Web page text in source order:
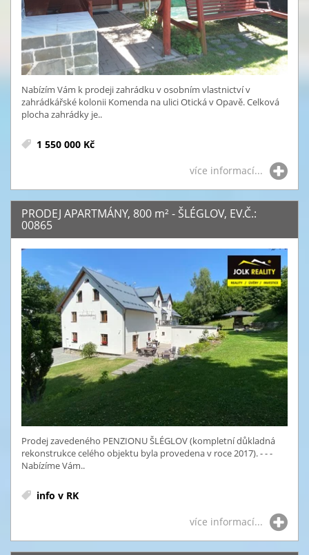
Nabízím Vám k prodeji zahrádku v osobním vlastnictví v
zahrádkářské kolonii Komenda na ulici Otická v Opavě. Celková
plocha zahrádky je..
1 550 000 Kč
více informací...
PRODEJ APARTMÁNY, 800 m² - ŠLÉGLOV, EV.Č.:
00865
Prodej zavedeného PENZIONU ŠLÉGLOV (kompletní důkladná
rekonstrukce celého objektu byla provedena v roce 2017). - - -
Nabízíme Vám..
info v RK
více informací...